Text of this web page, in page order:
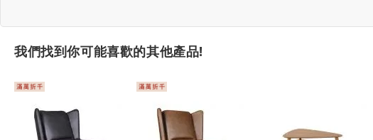
我們找到你可能喜歡的其他產品!